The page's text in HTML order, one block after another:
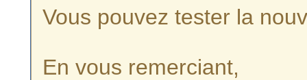
Vous pouvez tester la
En vous remerciant,